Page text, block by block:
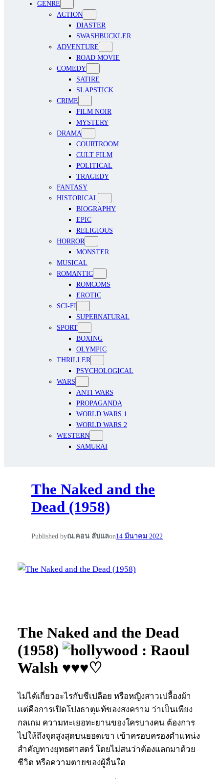
GENRE
ACTION
DIASTER
SWASHBUCKLER
ADVENTURE
ROAD MOVIE
COMEDY
SATIRE
SLAPSTICK
CRIME
FILM NOIR
MYSTERY
DRAMA
COURTROOM
CULT FILM
POLITICAL
TRAGEDY
FANTASY
HISTORICAL
BIOGRAPHY
EPIC
RELIGIOUS
HORROR
MONSTER
MUSICAL
ROMANTIC
ROMCOMS
EROTIC
SCI-FI
SUPERNATURAL
SPORT
BOXING
OLYMPIC
THRILLER
PSYCHOLOGICAL
WARS
ANTI WARS
PROPAGANDA
WORLD WARS 1
WORLD WARS 2
WESTERN
SAMURAI
The Naked and the
Dead (1958)
Published byณ.คอน ลับแลon14 มีนาคม 2022
The Naked and the Dead
(1958)
: Raoul
Walsh ♥♥♥♡
ไม่ได้เกี่ยวอะไรกับชีเปลือย หรือหญิงสาวเปลื้องผ้า
แต่คือการเปิดโปงธาตุแท้ของสงคราม ว่าเป็นเพียง
กลเกม ความทะเยอทะยานของใครบางคน ต้องการ
ไปให้ถึงจุดสูงสุดบนยอดเขา เข้าครอบครองตำแหน่ง
สำคัญทางยุทธศาสตร์ โดยไม่สนว่าต้องแลกมาด้วย
ชีวิต หรือความตายของผู้อื่นใด